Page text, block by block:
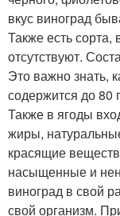
вкус виноград
Также есть сорта,
отсутствуют.
Это важно знать,
содержится до 80
Также в ягоды
жиры,
красящие
насыщенные и
виноград в свой
свой организм.